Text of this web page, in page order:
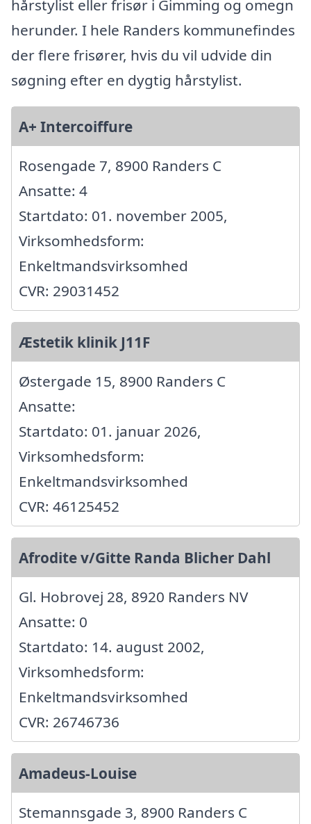
hårstylist eller frisør i Gimming og omegn
herunder. I hele Randers kommunefindes
der flere frisører, hvis du vil udvide din
søgning efter en dygtig hårstylist.
A+ Intercoiffure
Rosengade 7, 8900 Randers C
Ansatte: 4
Startdato: 01. november 2005,
Virksomhedsform:
Enkeltmandsvirksomhed
CVR: 29031452
Æstetik klinik J11F
Østergade 15, 8900 Randers C
Ansatte:
Startdato: 01. januar 2026,
Virksomhedsform:
Enkeltmandsvirksomhed
CVR: 46125452
Afrodite v/Gitte Randa Blicher Dahl
Gl. Hobrovej 28, 8920 Randers NV
Ansatte: 0
Startdato: 14. august 2002,
Virksomhedsform:
Enkeltmandsvirksomhed
CVR: 26746736
Amadeus-Louise
Stemannsgade 3, 8900 Randers C